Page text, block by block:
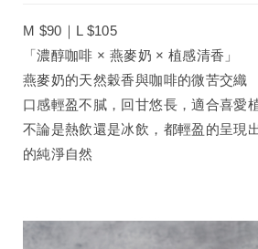
M $90｜L $105
「濃醇咖啡 × 燕麥奶 × 植感清香」
燕麥奶的天然穀香與咖啡的微苦交織
口感輕盈不膩，回甘悠長，適合喜愛
不論是熱飲還是冰飲，都輕盈的呈現
的純淨自然